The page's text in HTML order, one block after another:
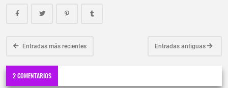
Entradas más recientes Entradas antiguas
2 COMENTARIOS